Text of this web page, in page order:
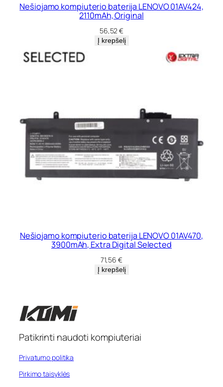
Nešiojamo kompiuterio baterija LENOVO 01AV424,
2110mAh, Original
56,52€
Į krepšelį
Nešiojamo kompiuterio baterija LENOVO 01AV470,
3900mAh, Extra Digital Selected
71,56 €
Į krepšelį
Patikrinti naudoti kompiuteriai
Privatumo politika
Pirkimo taisyklės